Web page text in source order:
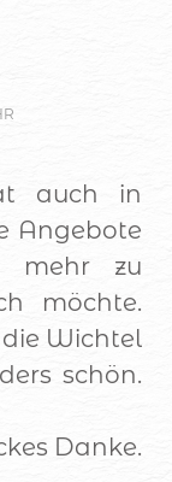
auch in
Angebote
mehr zu
möchte.
Wichtel
schön.
Danke.